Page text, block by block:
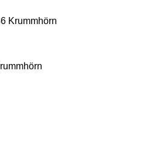
Krummhörn